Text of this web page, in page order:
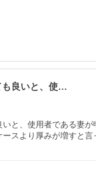
も良いと、使…
と、使用者である妻
スより厚みが増すと